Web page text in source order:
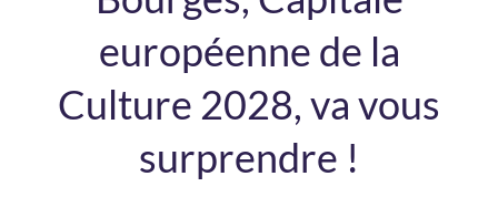
européenne de la
Culture 2028, va vous
surprendre !